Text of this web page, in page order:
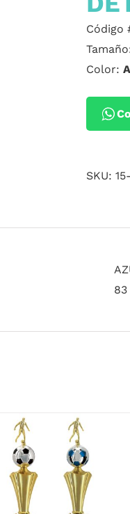
Código
Color:
SKU:
83